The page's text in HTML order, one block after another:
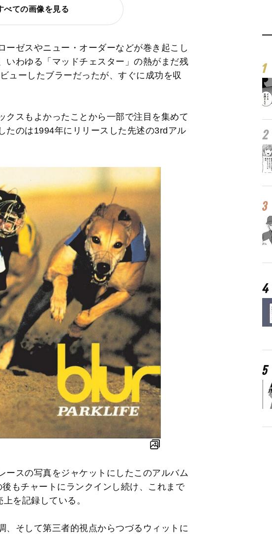
べての画像を見る
ーゼスやニュー・オーダーなどが巻き起こし
いわゆる「マッドチェスター」の熱がまだ残
ューしたブラーだったが、すぐに成功を収
クスもよかったことから一部で注目を集めて
たのは1994年にリリースした先述の3rdアル
ースの写真をジャケットにしたこのアルバム
もチャートにランクインし続け、これまで
を記録している。
、そして第三者的視点からつづるウィットに